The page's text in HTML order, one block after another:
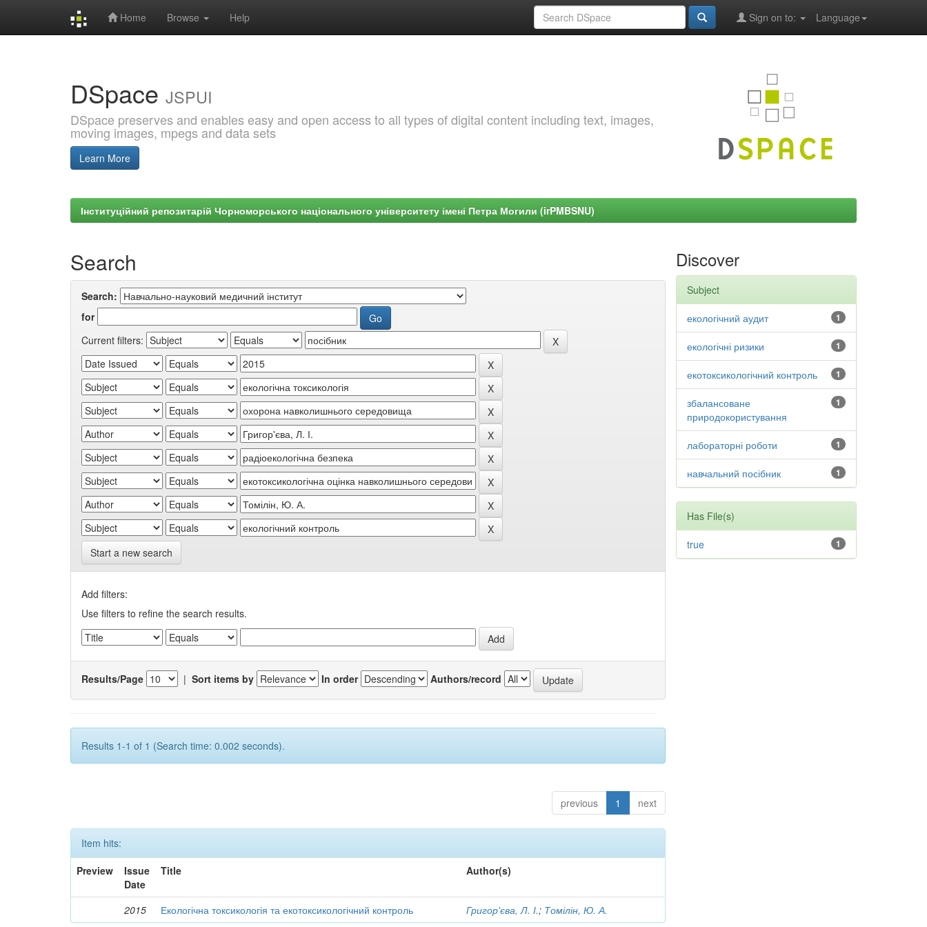
Home Browse Help Language
Sign on to:
DSpace JSPUI
DSpace preserves and enables easy and open access to all types of digital content including text, images,
moving images, mpegs and data sets
Learn More
Інституційний репозитарій Чорноморського національного університету імені Петра Могили (irPMBSNU)
Search
Search:
for
Current filters:
Start a new search
Add filters:
Use filters to refine the search results.
Results/Page | Sort items by In order Authors/record
Results 1-1 of 1 (Search time: 0.002 seconds).
previous 1 next
Item hits:
Preview
Issue
Date
Title Author(s)
2015 Екологічна токсикологія та екотоксикологічний контроль Григор'єва, Л. І.; Томілін, Ю. А.
Discover
Subject
1
екологічний аудит
1
екологічні ризики
1
екотоксикологічний контроль
1
збалансоване
природокористування
1
лабораторні роботи
1
навчальний посібник
Has File(s)
1
true